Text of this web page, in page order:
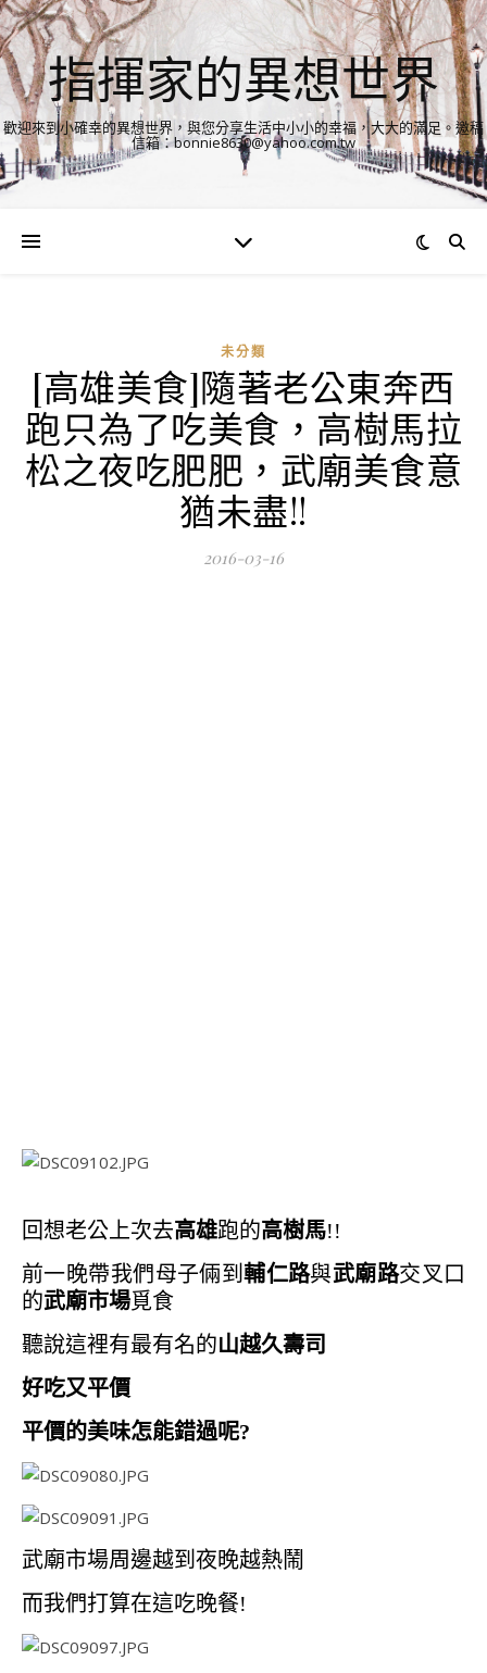
指揮家的異想世界
歡迎來到小確幸的異想世界，與您分享生活中小小的幸福，大大的滿足。邀稿
信箱：bonnie8630@yahoo.com.tw
未分類
[高雄美食]隨著老公東奔西
跑只為了吃美食，高樹馬拉
松之夜吃肥肥，武廟美食意
猶未盡!!
2016-03-16
回想老公上次去高雄跑的高樹馬!!
前一晚帶我們母子倆到輔仁路與武廟路交叉口
的武廟市場覓食
聽說這裡有最有名的山越久壽司
好吃又平價
平價的美味怎能錯過呢?
武廟市場周邊越到夜晚越熱鬧
而我們打算在這吃晚餐!